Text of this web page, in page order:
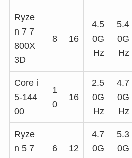
Ryze
n 7 7
800X
3D
8 16
4.5
0G
Hz
5.4
0G
Hz
Core i
5-144
00
1
0
16
2.5
0G
Hz
4.7
0G
Hz
Ryze
n 5 7
6 12
4.7
0G
5.3
0G